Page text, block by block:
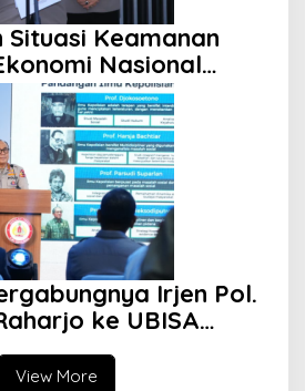
Keamanan
Nasional
Irjen Pol.
ke UBISA
Nasional Pusat
View More